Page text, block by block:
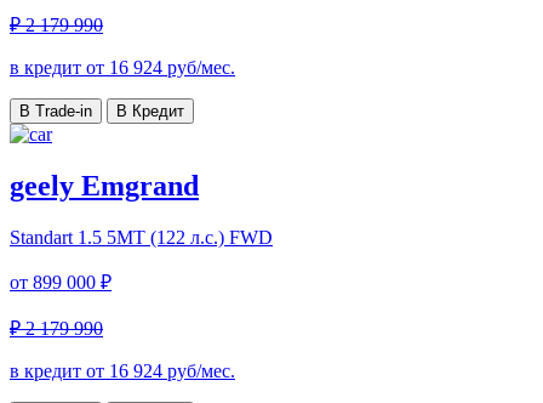
₽ 2 179 990
в кредит от 16 924 руб/мес.
В Trade-in В Кредит
geely Emgrand
Standart 1.5 5MT (122 л.с.) FWD
от 899 000 ₽
₽ 2 179 990
в кредит от 16 924 руб/мес.